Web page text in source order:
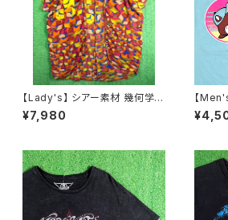
【Lady's】 シアー素材 幾何学
柄 羽織り シャツ / 古着 半袖 ガ
ウン レディース 2264
¥7,980
【
Tシャ
ツ T-